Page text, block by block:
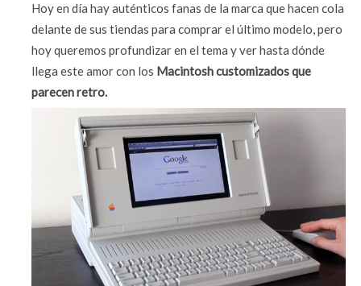
Hoy en día hay auténticos fanas de la marca que hacen cola
delante de sus tiendas para comprar el último modelo, pero
hoy queremos profundizar en el tema y ver hasta dónde
llega este amor con los Macintosh customizados que
parecen retro.